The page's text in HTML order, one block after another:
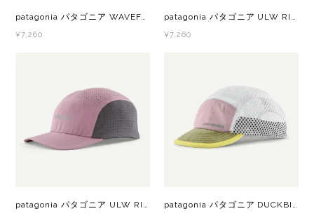
RYOGEN(リョウゲン)
Simply Wonderful(シンプリーワンダフル)
STAMP RUN & CO (スタンプ ランアンド
STATIC(スタティック)
patagonia パタゴニア WAVEFARER BUCKET HAT KALB 29157 メンズ・レディース ハット
¥7,260
patagonia パタゴニア ULW RIDGE HAT SWCA 33590 メンズ・レディース ハット
¥7,260
patagonia パタゴニア ULW RIDGE HAT LVT 33590 メンズ・レディース ハット patagonia パタゴニア DUCKBILL CAP QVLT 28818 メンズ・レディース キャップ